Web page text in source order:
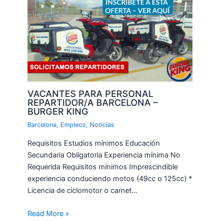
VACANTES PARA PERSONAL
REPARTIDOR/A BARCELONA –
BURGER KING
Barcelona, Empleos, Noticias
Requisitos Estudios mínimos Educación
Secundaria Obligatoria Experiencia mínima No
Requerida Requisitos mínimos Imprescindible
experiencia conduciendo motos (49cc o 125cc) *
Licencia de ciclomotor o carnet…
Read More »